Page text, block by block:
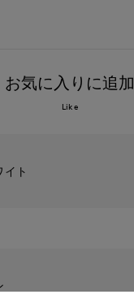
お気に入りに追加
Like
イト